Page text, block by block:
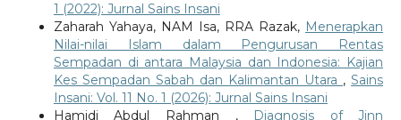
1 (2022): Jurnal Sains Insani
Zaharah Yahaya, NAM Isa, RRA Razak, Menerapkan
Nilai-nilai Islam dalam Pengurusan Rentas
Sempadan di antara Malaysia dan Indonesia: Kajian
Kes Sempadan Sabah dan Kalimantan Utara ,Sains
Insani: Vol. 11 No. 1 (2026): Jurnal Sains Insani
Hamidi Abdul Rahman ,
Diagnosis of Jinn